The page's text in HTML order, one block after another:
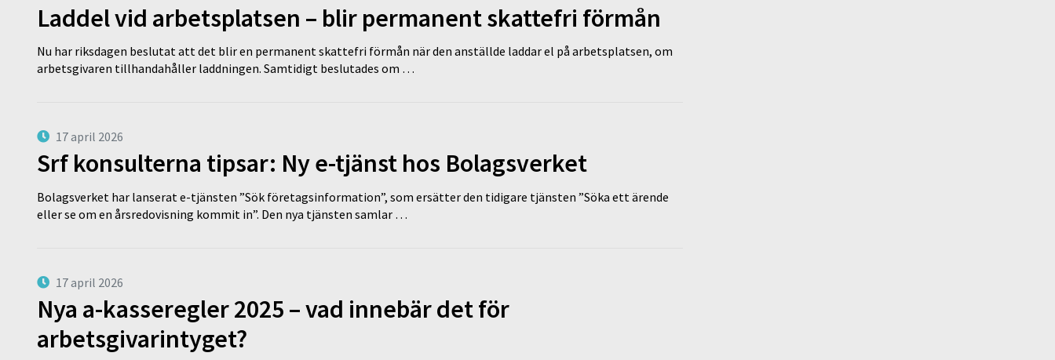
Laddel vid arbetsplatsen – blir permanent skattefri förmån
Nu har riksdagen beslutat att det blir en permanent skattefri förmån när den anställde laddar el på arbetsplatsen, om
arbetsgivaren tillhandahåller laddningen. Samtidigt beslutades om …
17 april 2026
Srf konsulterna tipsar: Ny e-tjänst hos Bolagsverket
Bolagsverket har lanserat e-tjänsten ”Sök företagsinformation”, som ersätter den tidigare tjänsten ”Söka ett ärende
eller se om en årsredovisning kommit in”. Den nya tjänsten samlar …
17 april 2026
Nya a-kasseregler 2025 – vad innebär det för
arbetsgivarintyget?